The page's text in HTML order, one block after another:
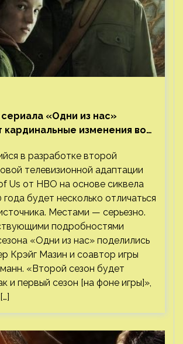
«Одни из нас»
изменения во
в разработке второй
телевизионной адаптации
Us от HBO на основе сиквела
года будет несколько отличаться
Местами — серьезно.
подробностями
«Одни из нас» поделились
Крэйг Мазин и соавтор игры
«Второй сезон будет
и первый сезон [на фоне игры]»,